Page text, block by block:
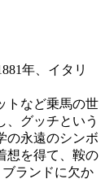
年、イタリ
トなど乗馬の世
、グッチという
の永遠のシンボ
想を得て、鞍の
ランドに欠か